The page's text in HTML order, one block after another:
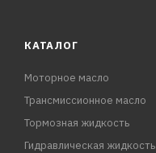
КАТАЛОГ
Моторное масло
Трансмиссионное масло
Тормозная жидкость
Гидравлическая жидкость